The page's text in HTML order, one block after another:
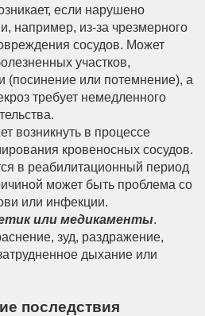
если нарушено
например, из-за чрезмерного
сосудов. Может
участков,
(посинение или потемнение), а
требует немедленного
возникнуть в процессе
кровеносных сосудов.
в реабилитационный период
может быть проблема со
или инфекции.
или медикаменты.
зуд, раздражение,
дыхание или
последствия